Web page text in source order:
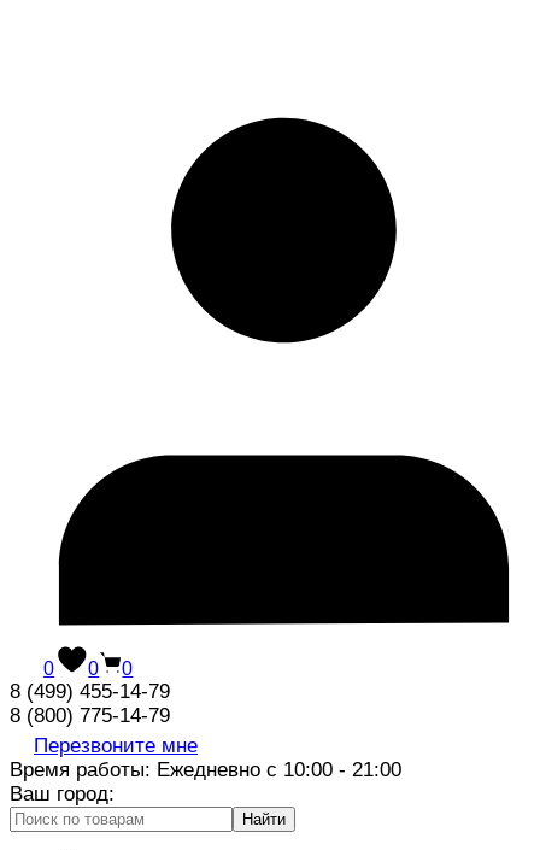
0 0 0
8 (499) 455-14-79
8 (800) 775-14-79
Перезвоните мне
Время работы: Ежедневно с 10:00 - 21:00
Ваш город:
Найти